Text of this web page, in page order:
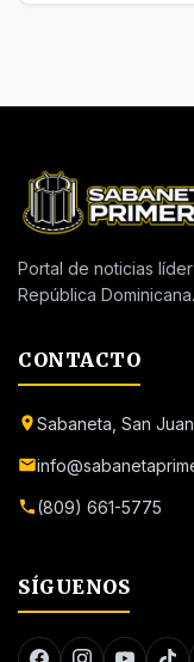
Portal de noticias
República Dominicana.
CONTACTO
Sabaneta, San
(809) 661-5775
SÍGUENOS